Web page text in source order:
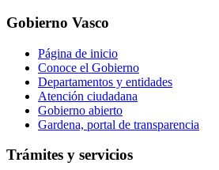
Gobierno Vasco
Página de inicio
Conoce el Gobierno
Departamentos y entidades
Atención ciudadana
Gobierno abierto
Gardena, portal de transparencia
Trámites y servicios